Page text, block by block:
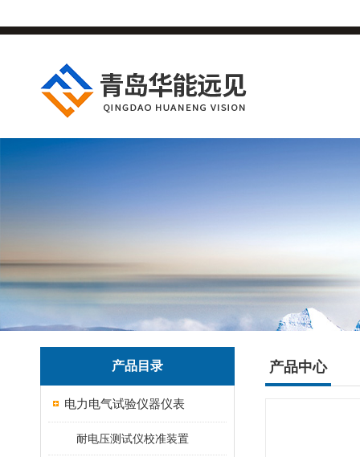
产品目录
电力电气试验仪器仪表
耐电压测试仪校准装置
产品中心